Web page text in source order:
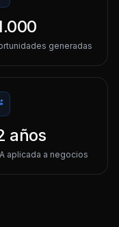
generadas
años
aplicada a negocios